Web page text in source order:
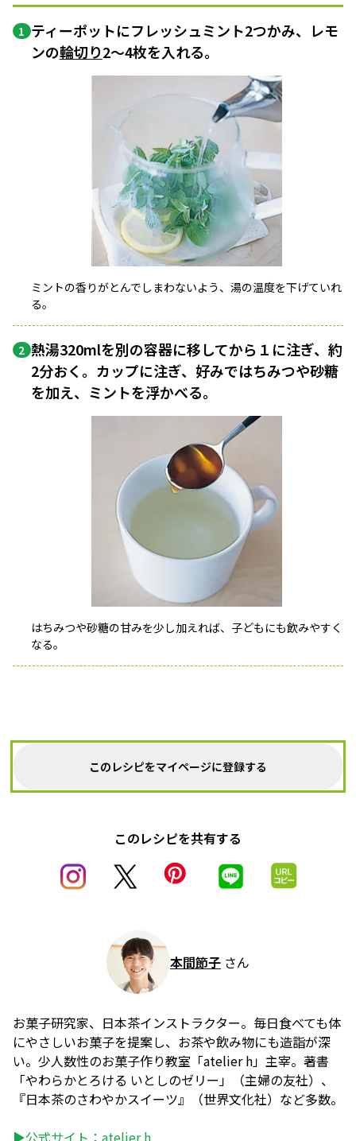
1 ティーポットにフレッシュミント2つかみ、レモ
ンの輪切り2〜4枚を入れる。
ミントの香りがとんでしまわないよう、湯の温度を下げていれ
る。
2 熱湯320mlを別の容器に移してから１に注ぎ、約
2分おく。カップに注ぎ、好みではちみつや砂糖
を加え、ミントを浮かべる。
はちみつや砂糖の甘みを少し加えれば、子どもにも飲みやすく
なる。
このレシピをマイページに登録する
このレシピを共有する
本間節子 さん
お菓子研究家、日本茶インストラクター。毎日食べても体
にやさしいお菓子を提案し、お茶や飲み物にも造詣が深
い。少人数性のお菓子作り教室「atelier h」主宰。著書
「やわらかとろける いとしのゼリー」（主婦の友社）、
『日本茶のさわやかスイーツ』（世界文化社）など多数。